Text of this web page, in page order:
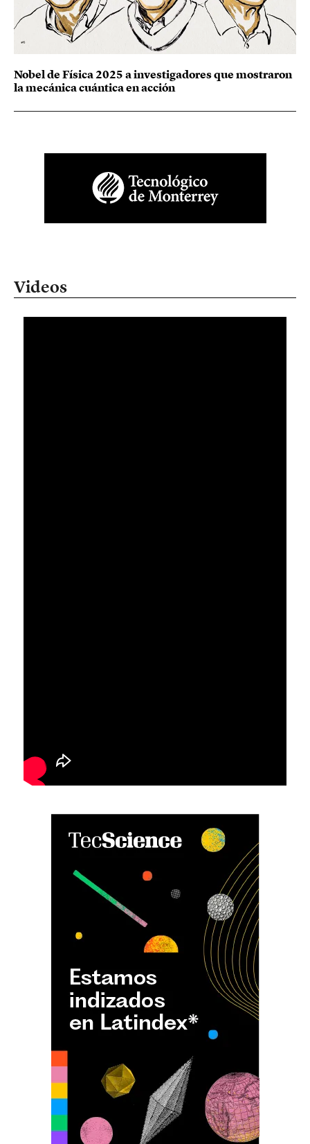
Nobel de Física 2025 a investigadores que mostraron
la mecánica cuántica en acción
Videos